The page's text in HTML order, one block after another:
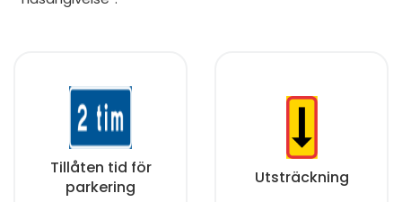
Tillåten tid för
parkering
Utsträckning